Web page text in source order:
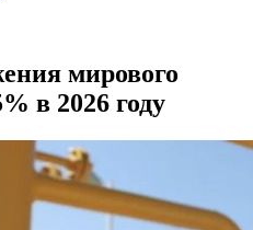
мирового
в 2026 году